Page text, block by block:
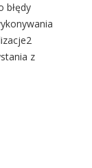
błędy
2
z